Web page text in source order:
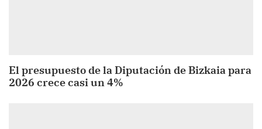
El presupuesto de la Diputación de Bizkaia para
2026 crece casi un 4%